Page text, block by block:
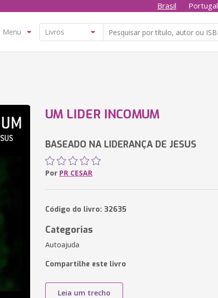
Brasil Portugal
Menu
UM LIDER INCOMUM
BASEADO NA LIDERANÇA DE JESUS
Por PR CESAR
Código do livro: 32635
Categorias
Autoajuda
Compartilhe este livro
Leia um trecho